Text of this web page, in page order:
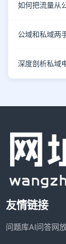
如何把流量从
深度剖析私域
友情链接
问题库AI问答网